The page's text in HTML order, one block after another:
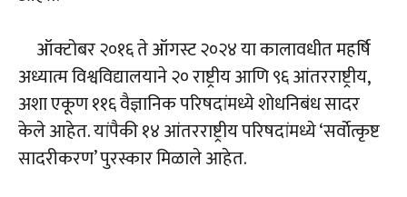
ऑक्टोबर २०१६ ते ऑगस्ट २०२४ या कालावधीत महर्षि
अध्यात्म विश्वविद्यालयाने २० राष्ट्रीय आणि ९६ आंतरराष्ट्रीय,
अशा एकूण ११६ वैज्ञानिक परिषदांमध्ये शोधनिबंध सादर
केले आहेत. यांपैकी १४ आंतरराष्ट्रीय परिषदांमध्ये ‘सर्वाेत्कृष्ट
सादरीकरण’ पुरस्कार मिळाले आहेत.